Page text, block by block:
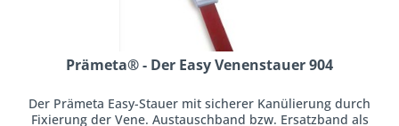
Prämeta® - Der Easy Venenstauer 904
Der Prämeta Easy-Stauer mit sicherer Kanülierung durch
Fixierung der Vene. Austauschband bzw. Ersatzband als